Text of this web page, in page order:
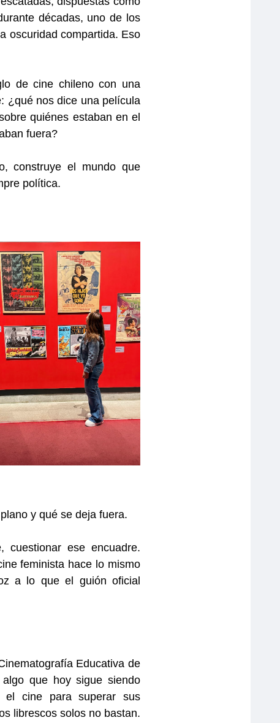
décadas, uno de los
oscuridad compartida. Eso
de cine chileno con una
¿qué nos dice una película
quiénes estaban en el
fuera?
construye el mundo que
política.
y qué se deja fuera.
cuestionar ese encuadre.
feminista hace lo mismo
a lo que el guión oficial
Educativa de
que hoy sigue siendo
el cine para superar sus
librescos solos no bastan.